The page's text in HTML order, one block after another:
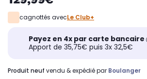
cagnottés avecLe Club+
Payez en 4x par carte bancaire
Apport de 35,75€ puis 3x 32,5€
produit neuf vendu & expédié par Boulanger